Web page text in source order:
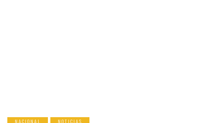
NACIONAL NOTICIAS